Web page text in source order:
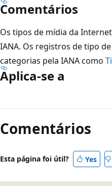
Comentários
Os tipos de mídia da
IANA. Os registros de tipo
categorias pela IANA como
Aplica-se a
leitura
Comentários
Esta página foi útil? Yes